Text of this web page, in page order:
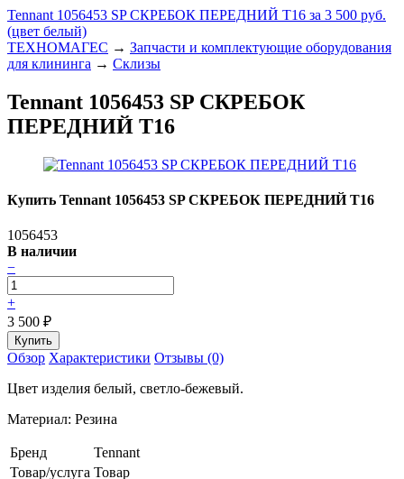
Tennant 1056453 SP СКРЕБОК ПЕРЕДНИЙ Т16 за 3 500 руб.
(цвет белый)
ТЕХНОМАГЕС → Запчасти и комплектующие оборудования
для клининга → Склизы
Tennant 1056453 SP СКРЕБОК
ПЕРЕДНИЙ Т16
Купить Tennant 1056453 SP СКРЕБОК ПЕРЕДНИЙ Т16
1056453
В наличии
−
+
3 500 ₽
Обзор Характеристики Отзывы (0)
Цвет изделия белый, светло-бежевый.
Материал: Резина
Бренд
Tennant
Товар/услуга Товар